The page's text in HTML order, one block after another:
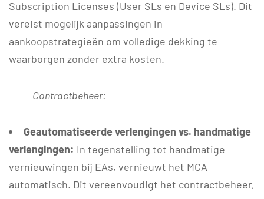
Subscription Licenses (User SLs en Device SLs). Dit
vereist mogelijk aanpassingen in
aankoopstrategieën om volledige dekking te
waarborgen zonder extra kosten.
Contractbeheer:
Geautomatiseerde verlengingen vs. handmatige
verlengingen: In tegenstelling tot handmatige
vernieuwingen bij EAs, vernieuwt het MCA
automatisch. Dit vereenvoudigt het contractbeheer,